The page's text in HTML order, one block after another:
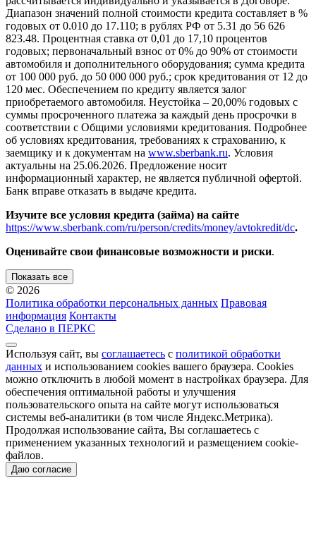
Диапазон значений полной стоимости кредита составляет в %
годовых от 0.010 до 17.110; в рублях РФ от 5.31 до 56 626
823.48. Процентная ставка от 0,01 до 17,10 процентов
годовых; первоначальный взнос от 0% до 90% от стоимости
автомобиля и дополнительного оборудования; сумма кредита
от 100 000 руб. до 50 000 000 руб.; срок кредитования от 12 до
120 мес. Обеспечением по кредиту является залог
приобретаемого автомобиля. Неустойка – 20,00% годовых с
суммы просроченного платежа за каждый день просрочки в
соответствии с Общими условиями кредитования. Подробнее
об условиях кредитования, требованиях к страхованию, к
заемщику и к документам на www.sberbank.ru. Условия
актуальны на 25.06.2026. Предложение носит
информационный характер, не является публичной офертой.
Банк вправе отказать в выдаче кредита.
Изучите все условия кредита (займа) на сайте
https://www.sberbank.com/ru/person/credits/money/avtokredit/dc.
Оценивайте свои финансовые возможности и риски.
Показать все
© 2026
Политика обработки персональных данных Правовая
информация Контакты
Сделано в ПЕРКС
Используя сайт, вы соглашаетесь с политикой обработки
данных и использованием cookies вашего браузера. Cookies
можно отключить в любой момент в настройках браузера. Для
обеспечения оптимальной работы и улучшения
пользовательского опыта на сайте могут использоваться
системы веб-аналитики (в том числе Яндекс.Метрика).
Продолжая использование сайта, Вы соглашаетесь с
применением указанных технологий и размещением cookie-
файлов.
Даю согласие